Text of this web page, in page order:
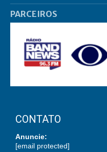
PARCEIROS
CONTATO
Anuncie:
[email protected]